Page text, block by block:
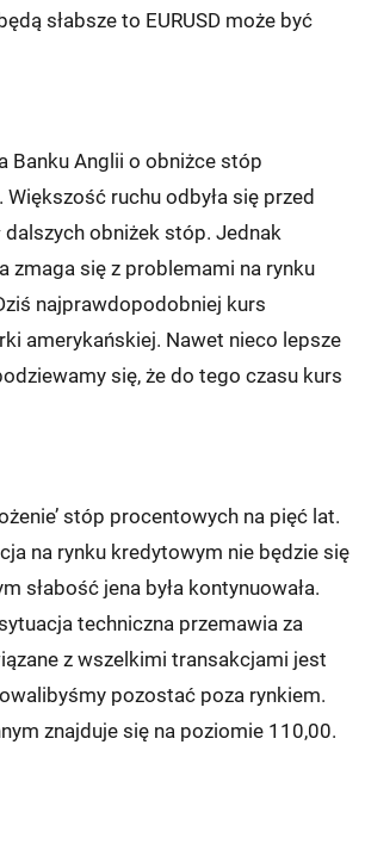
słabsze to EURUSD może być
Banku Anglii o obniżce stóp
ruchu odbyła się przed
dalszych obniżek stóp. Jednak
zmaga się z problemami na rynku
najprawdopodobniej kurs
amerykańskiej. Nawet nieco lepsze
się, że do tego czasu kurs
stóp procentowych na pięć lat.
na rynku kredytowym nie będzie się
słabość jena była kontynuowała.
techniczna przemawia za
z wszelkimi transakcjami jest
pozostać poza rynkiem.
znajduje się na poziomie 110,00.